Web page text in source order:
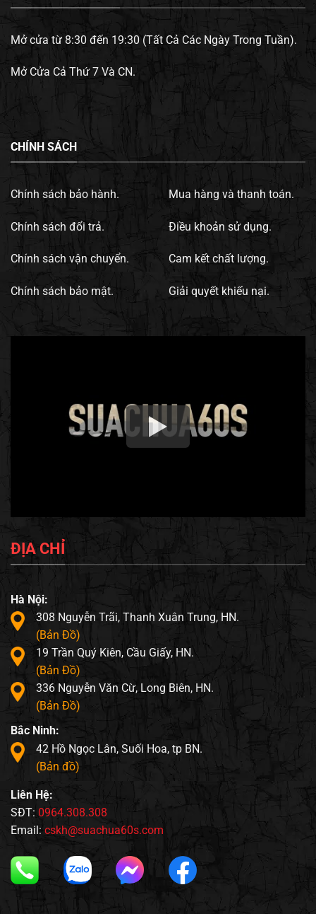
Mở cửa từ 8:30 đến 19:30 (Tất Cả Các Ngày Trong Tuần).
Mở Cửa Cả Thứ 7 Và CN.
CHÍNH SÁCH
Chính sách bảo hành.
Chính sách đổi trả.
Chính sách vận chuyển.
Chính sách bảo mật.
Mua hàng và thanh toán.
Điều khoản sử dụng.
Cam kết chất lượng.
Giải quyết khiếu nại.
ĐỊA CHỈ
Hà Nội:
308 Nguyễn Trãi, Thanh Xuân Trung, HN.
(Bản Đồ)
19 Trần Quý Kiên, Cầu Giấy, HN.
(Bản Đồ)
336 Nguyễn Văn Cừ, Long Biên, HN.
(Bản Đồ)
Bắc Ninh:
42 Hồ Ngọc Lân, Suối Hoa, tp BN.
(Bản đồ)
Liên Hệ:
SĐT: 0964.308.308
Email: cskh@suachua60s.com